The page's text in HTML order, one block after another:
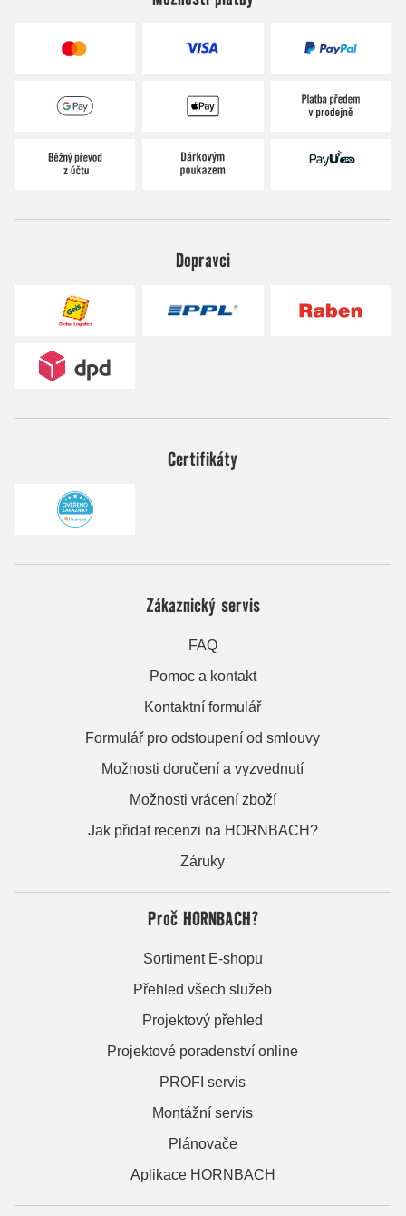
Dopravci
Certifikáty
Zákaznický servis
FAQ
Pomoc a kontakt
Kontaktní formulář
Formulář pro odstoupení od smlouvy
Možnosti doručení a vyzvednutí
Možnosti vrácení zboží
Jak přidat recenzi na HORNBACH?
Záruky
Proč HORNBACH?
Sortiment E-shopu
Přehled všech služeb
Projektový přehled
Projektové poradenství online
PROFI servis
Montážní servis
Plánovače
Aplikace HORNBACH